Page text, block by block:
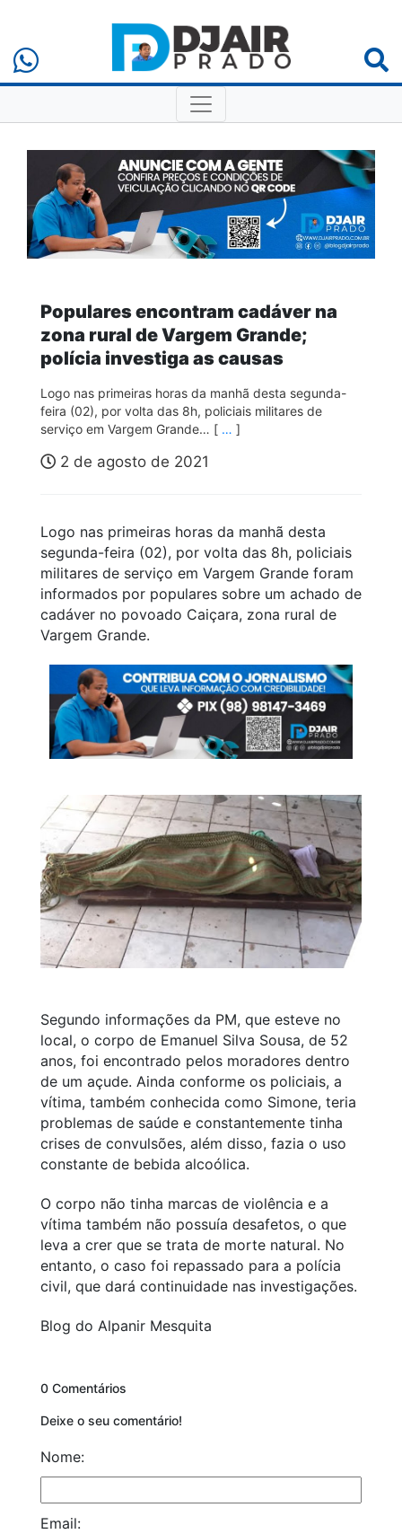
Populares encontram cadáver na
zona rural de Vargem Grande;
polícia investiga as causas
Logo nas primeiras horas da manhã desta segunda-
feira (02), por volta das 8h, policiais militares de
serviço em Vargem Grande… [ … ]
2 de agosto de 2021
Logo nas primeiras horas da manhã desta
segunda-feira (02), por volta das 8h, policiais
militares de serviço em Vargem Grande foram
informados por populares sobre um achado de
cadáver no povoado Caiçara, zona rural de
Vargem Grande.
Segundo informações da PM, que esteve no
local, o corpo de Emanuel Silva Sousa, de 52
anos, foi encontrado pelos moradores dentro
de um açude. Ainda conforme os policiais, a
vítima, também conhecida como Simone, teria
problemas de saúde e constantemente tinha
crises de convulsões, além disso, fazia o uso
constante de bebida alcoólica.
O corpo não tinha marcas de violência e a
vítima também não possuía desafetos, o que
leva a crer que se trata de morte natural. No
entanto, o caso foi repassado para a polícia
civil, que dará continuidade nas investigações.
Blog do Alpanir Mesquita
0 Comentários
Deixe o seu comentário!
Nome:
Email: